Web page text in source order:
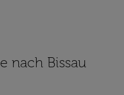
nach Bissau